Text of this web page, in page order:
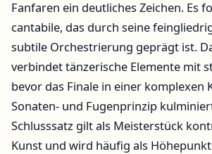
Fanfaren ein deutliches Zeichen. Es
cantabile, das durch seine
subtile Orchestrierung geprägt ist.
verbindet tänzerische Elemente mit
bevor das Finale in einer komplexen
Sonaten- und Fugenprinzip
Schlusssatz gilt als Meisterstück
Kunst und wird häufig als